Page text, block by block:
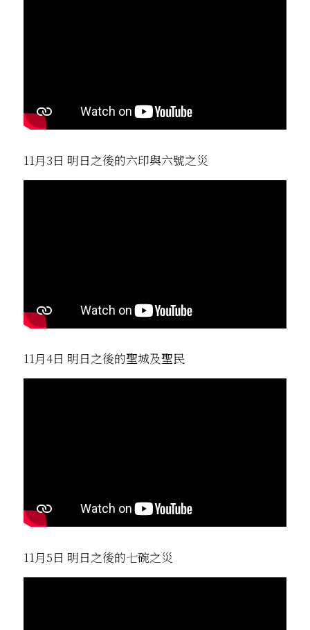
11月3日 明日之後的六印與六號之災
11月4日 明日之後的聖城及聖民
11月5日 明日之後的七碗之災